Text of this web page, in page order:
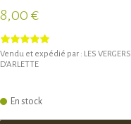
8,00 €
Vendu et expédié par : LES VERGERS
D'ARLETTE
En stock